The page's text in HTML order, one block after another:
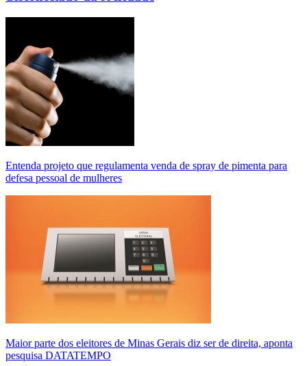
Entenda projeto que regulamenta venda de spray de pimenta para
defesa pessoal de mulheres
Maior parte dos eleitores de Minas Gerais diz ser de direita, aponta
pesquisa DATATEMPO